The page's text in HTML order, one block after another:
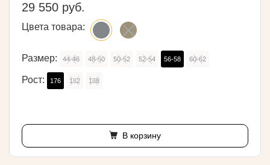
29 550 руб.
Цвета товара:
Размер: 44-46 48-50 50-52 52-54 56-58 60-62
Рост: 176 182 188
В корзину